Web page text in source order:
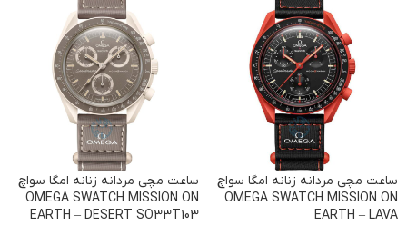
ساعت مچی مردانه زنانه امگا سواچ
OMEGA SWATCH MISSION ON
EARTH – LAVA
ساعت مچی مردانه زنانه امگا سواچ
OMEGA SWATCH MISSION ON
EARTH – DESERT SO33T103